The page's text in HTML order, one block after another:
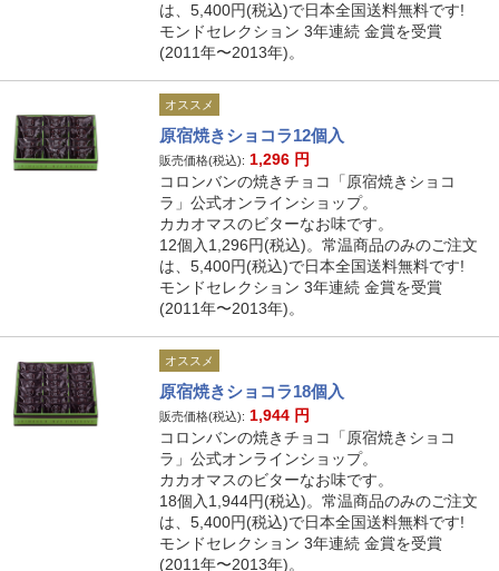
は、5,400円(税込)で日本全国送料無料です!
モンドセレクション 3年連続 金賞を受賞
(2011年〜2013年)。
オススメ
原宿焼きショコラ12個入
販売価格(税込): 1,296 円
コロンバンの焼きチョコ「原宿焼きショコ
ラ」公式オンラインショップ。
カカオマスのビターなお味です。
12個入1,296円(税込)。常温商品のみのご注文
は、5,400円(税込)で日本全国送料無料です!
モンドセレクション 3年連続 金賞を受賞
(2011年〜2013年)。
オススメ
原宿焼きショコラ18個入
販売価格(税込): 1,944 円
コロンバンの焼きチョコ「原宿焼きショコ
ラ」公式オンラインショップ。
カカオマスのビターなお味です。
18個入1,944円(税込)。常温商品のみのご注文
は、5,400円(税込)で日本全国送料無料です!
モンドセレクション 3年連続 金賞を受賞
(2011年〜2013年)。